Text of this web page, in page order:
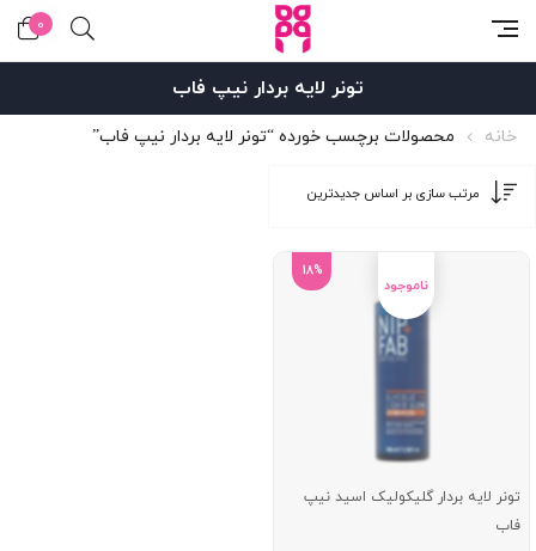
0
تونر لایه بردار نیپ فاب
خانه محصولات برچسب خورده “تونر لایه بردار نیپ فاب”
18%
تونر لایه بردار گلیکولیک اسید نیپ
فاب